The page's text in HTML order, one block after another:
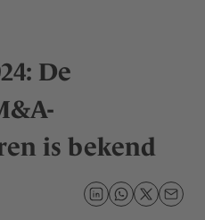
De
is bekend